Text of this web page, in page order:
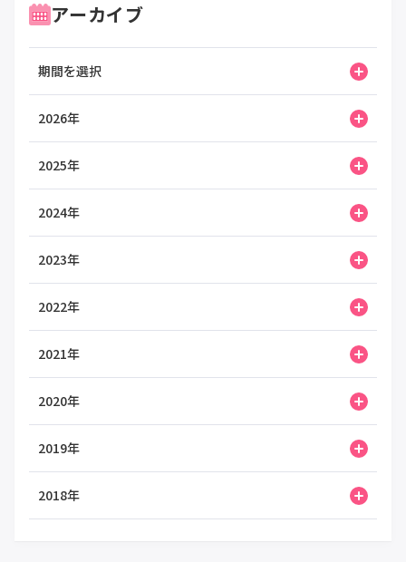
アーカイブ
期間を選択
2026年
2025年
2024年
2023年
2022年
2021年
2020年
2019年
2018年